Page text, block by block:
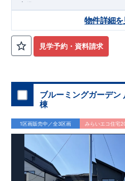
完備。
相模線「上溝」駅徒歩19
・相模原市立星が丘
ー相模原店
模原店 徒歩
・やまうち医
ります。
・設計、施工、営業が
ンを提供いたします。 ・不要な中
コストダウンに努めています。
の建物は、国が定めた耐震等級で3
られた、｢数百年に一度発生する
い。｣という基準から、さらに
す。
【住宅性能評価ダブル取得】
設計段階で、国が認めた第三者機
住宅性能評価：評価を受けた図面
設までに、計4回のチェックが行わ
・東栄住宅では、お引渡し後最大
間の品質保証を実施。お引渡しか
え、アフターサービスを外部の業
ープ「東栄ホームサービス株式会
たします。
見学予約・資料請求
物件詳細を
ブルーミングガーデン
棟
1区画販売中／全3区画 みらいエコ住宅